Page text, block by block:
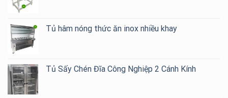
Tủ hâm nóng thức ăn inox nhiều khay
Tủ Sấy Chén Đĩa Công Nghiệp 2 Cánh Kính